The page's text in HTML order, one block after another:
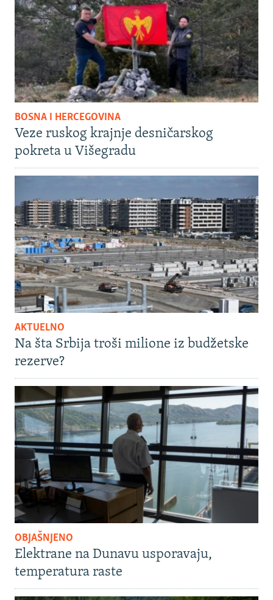
BOSNA I HERCEGOVINA
Veze ruskog krajnje desničarskog
pokreta u Višegradu
AKTUELNO
Na šta Srbija troši milione iz budžetske
rezerve?
OBJAŠNJENO
Elektrane na Dunavu usporavaju,
temperatura raste